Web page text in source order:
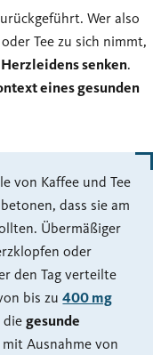
Wer also
Tee zu sich nimmt,
senken.
eines gesunden
von Kaffee und Tee
dass sie am
Übermäßiger
oder
den Tag verteilte
bis zu400 mg
diegesunde
mit Ausnahme von